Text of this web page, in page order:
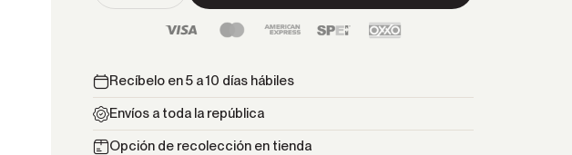
Recíbelo en 5 a 10 días hábiles
Envíos a toda la república
Opción de recolección en tienda